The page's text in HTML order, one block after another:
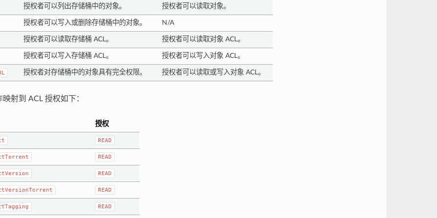
授权者可以列出存储桶中的对象。 授权者可以读取对象。
授权者可以写入或删除存储桶中的对象。 N/A
授权者可以读取存储桶 ACL。 授权者可以读取对象 ACL。
授权者可以写入存储桶 ACL。 授权者可以写入对象 ACL。
授权者对存储桶中的对象具有完全权限。 授权者可以读取或写入对象 ACL。
射到 ACL 授权如下：
授权
READ
READ
READ
READ
READ